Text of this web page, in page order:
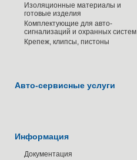
Изоляционные материалы и
готовые изделия
Комплектующие для авто-
сигнализаций и охранных систем
Крепеж, клипсы, пистоны
Авто-сервисные услуги
Информация
Документация